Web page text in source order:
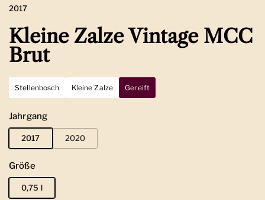
2017
Kleine Zalze Vintage MCC
Brut
Stellenbosch Kleine Zalze Gereift
Jahrgang
2017 2020
Größe
0,75 l